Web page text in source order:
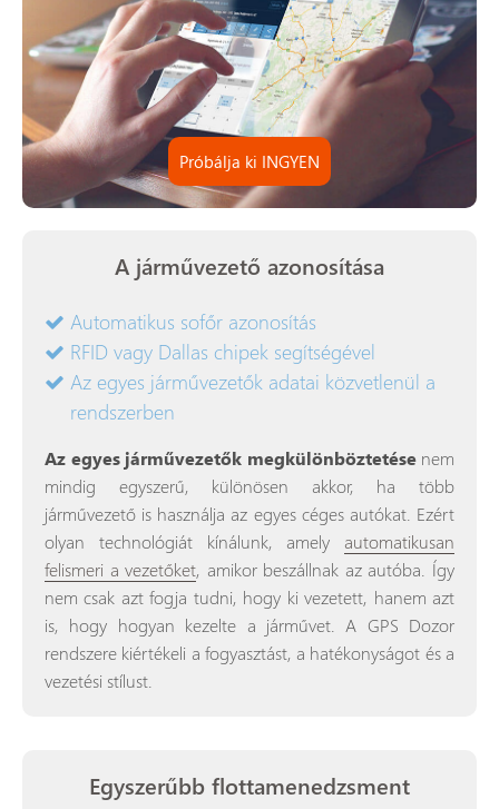
Próbálja ki INGYEN
A járművezető azonosítása
Automatikus sofőr azonosítás
RFID vagy Dallas chipek segítségével
Az egyes járművezetők adatai közvetlenül a
rendszerben
Az egyes járművezetők megkülönböztetésenem
mindig egyszerű, különösen akkor, ha több
járművezető is használja az egyes céges autókat. Ezért
olyan technológiát kínálunk, amely automatikusan
felismeri a vezetőket, amikor beszállnak az autóba. Így
nem csak azt fogja tudni, hogy ki vezetett, hanem azt
is, hogy hogyan kezelte a járművet. A GPS Dozor
rendszere kiértékeli a fogyasztást, a hatékonyságot és a
vezetési stílust.
Egyszerűbb flottamenedzsment